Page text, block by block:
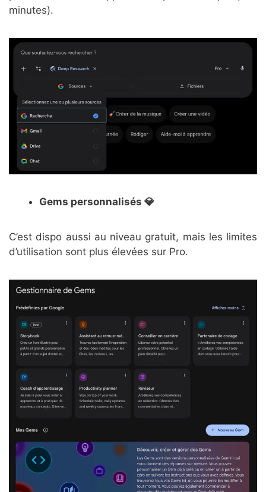
minutes).
Gems personnalisés 💎
C’est dispo aussi au niveau gratuit, mais les limites
d’utilisation sont plus élevées sur Pro.